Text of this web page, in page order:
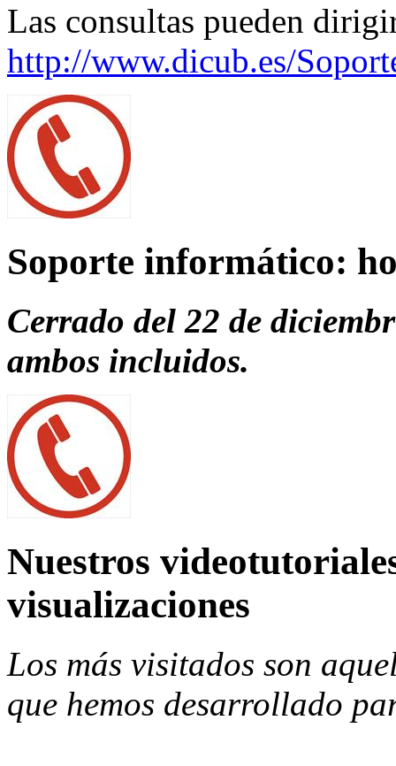
Las consultas pueden
http://www.dicub.es/
Soporte informático:
Cerrado del 22 de
ambos incluidos.
Nuestros
visualizaciones
Los más visitados son
que hemos desarrollado